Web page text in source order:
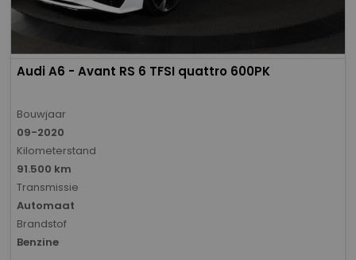
Audi A6 - Avant RS 6 TFSI quattro 600PK
Bouwjaar
09-2020
Kilometerstand
91.500 km
Transmissie
Automaat
Brandstof
Benzine